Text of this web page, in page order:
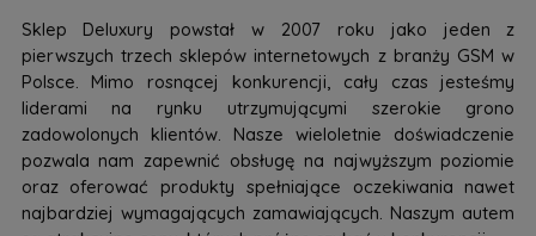
Sklep Deluxury powstał w 2007 roku jako jeden z
pierwszych trzech sklepów internetowych z branży GSM w
Polsce. Mimo rosnącej konkurencji, cały czas jesteśmy
liderami na rynku utrzymującymi szerokie grono
zadowolonych klientów. Nasze wieloletnie doświadczenie
pozwala nam zapewnić obsługę na najwyższym poziomie
oraz oferować produkty spełniające oczekiwania nawet
najbardziej wymagających zamawiających. Naszym autem